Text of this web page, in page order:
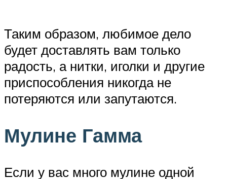
Таким образом, любимое дело
будет доставлять вам только
радость, а нитки, иголки и другие
приспособления никогда не
потеряются или запутаются.
Мулине Гамма
Если у вас много мулине одной